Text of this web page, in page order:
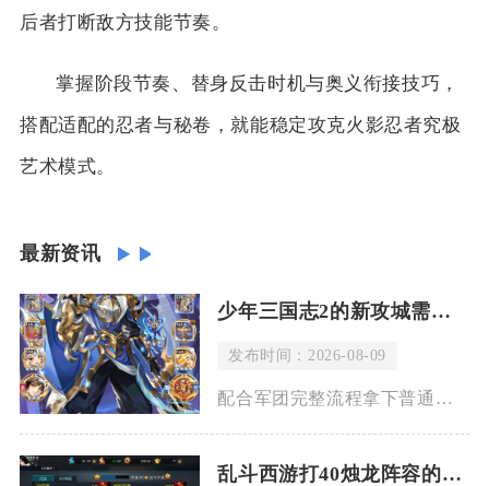
后者打断敌方技能节奏。
掌握阶段节奏、替身反击时机与奥义衔接技巧，
搭配适配的忍者与秘卷，就能稳定攻克火影忍者究极
艺术模式。
最新资讯
少年三国志2的新攻城需要多长时间
发布时间：2026-08-09
配合军团完整流程拿下普通郡城整体消耗在一个半周期，丰产重镇需要两个周期，若是全程
乱斗西游打40烛龙阵容的适用场景有哪些